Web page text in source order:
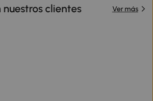
nuestros clientes Ver más